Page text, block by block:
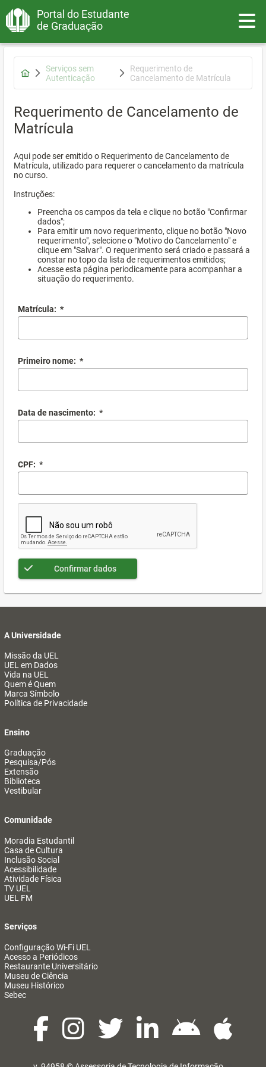
Portal do Estudante
de Graduação
Serviços sem
Autenticação
Requerimento de
Cancelamento de Matrícula
Requerimento de Cancelamento de
Matrícula
Aqui pode ser emitido o Requerimento de Cancelamento de
Matrícula, utilizado para requerer o cancelamento da matrícula
no curso.
Instruções:
Preencha os campos da tela e clique no botão "Confirmar
dados";
Para emitir um novo requerimento, clique no botão "Novo
requerimento", selecione o "Motivo do Cancelamento" e
clique em "Salvar". O requerimento será criado e passará a
constar no topo da lista de requerimentos emitidos;
Acesse esta página periodicamente para acompanhar a
situação do requerimento.
Matrícula: *
Primeiro nome: *
Data de nascimento: *
CPF: *
Confirmar dados
A Universidade
Missão da UEL
UEL em Dados
Vida na UEL
Quem é Quem
Marca Símbolo
Política de Privacidade
Ensino
Graduação
Pesquisa/Pós
Extensão
Biblioteca
Vestibular
Comunidade
Moradia Estudantil
Casa de Cultura
Inclusão Social
Acessibilidade
Atividade Física
TV UEL
UEL FM
Serviços
Configuração Wi-Fi UEL
Acesso a Periódicos
Restaurante Universitário
Museu de Ciência
Museu Histórico
Sebec